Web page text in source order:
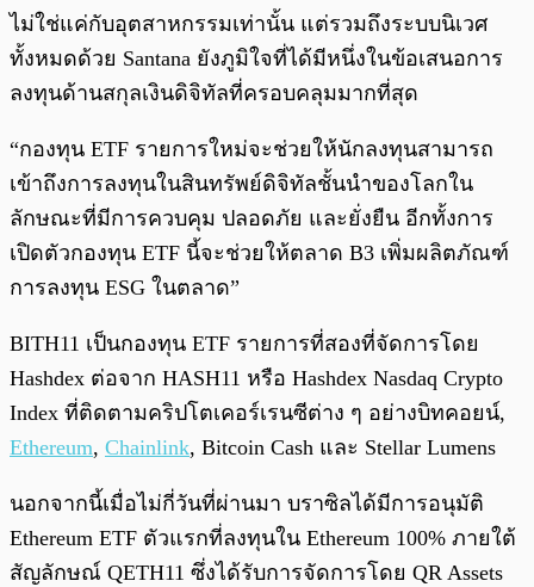
ไม่ใช่แค่กับอุตสาหกรรมเท่านั้น แต่รวมถึงระบบนิเวศ
ทั้งหมดด้วย Santana ยังภูมิใจที่ได้มีหนึ่งในข้อเสนอการ
ลงทุนด้านสกุลเงินดิจิทัลที่ครอบคลุมมากที่สุด
“กองทุน ETF รายการใหม่จะช่วยให้นักลงทุนสามารถ
เข้าถึงการลงทุนในสินทรัพย์ดิจิทัลชั้นนำของโลกใน
ลักษณะที่มีการควบคุม ปลอดภัย และยั่งยืน อีกทั้งการ
เปิดตัวกองทุน ETF นี้จะช่วยให้ตลาด B3 เพิ่มผลิตภัณฑ์
การลงทุน ESG ในตลาด”
BITH11 เป็นกองทุน ETF รายการที่สองที่จัดการโดย
Hashdex ต่อจาก HASH11 หรือ Hashdex Nasdaq Crypto
Index ที่ติดตามคริปโตเคอร์เรนซีต่าง ๆ อย่างบิทคอยน์,
Ethereum, Chainlink, Bitcoin Cash และ Stellar Lumens
นอกจากนี้เมื่อไม่กี่วันที่ผ่านมา บราซิลได้มีการอนุมัติ
Ethereum ETF ตัวแรกที่ลงทุนใน Ethereum 100% ภายใต้
สัญลักษณ์ QETH11 ซึ่งได้รับการจัดการโดย QR Assets